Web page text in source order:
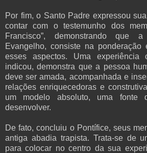
Por fim, o Santo Padre expressou
contar com o testemunho dos
Francisco”, demonstrando que
Evangelho, consiste na ponderação
esses aspectos. Uma experiência
indicou, demonstra que a pessoa
deve ser amada, acompanhada e
relações enriquecedoras e
um modelo absoluto, uma fonte
desenvolver.
De fato, concluiu o Pontífice, seus
antiga abadia trapista. Trata-se de
para colocar no centro da sua